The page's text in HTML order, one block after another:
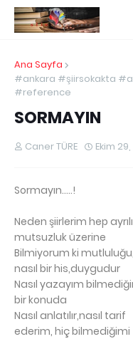
Ana Sayfa
#ankara #şiirsokakta
#reference
SORMAYIN
Caner TÜRE Ekim
Sormayın.....!
Neden şiirlerim hep
mutsuzluk üzerine
Bilmiyorum ki mutluluğu,
nasıl bir his,duygudur
Nasıl yazayım
bir konuda
Nasıl anlatılır,nasıl tarif
ederim, hiç bilmediğimi